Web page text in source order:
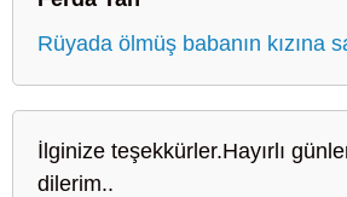
Rüyada ölmüş babanın kızına
İlginize teşekkürler.Hayırlı
dilerim..